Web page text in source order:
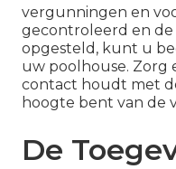
vergunningen en
gecontroleerd en
opgesteld, kunt u
uw poolhouse. Zorg
contact houdt met
hoogte bent van de
De